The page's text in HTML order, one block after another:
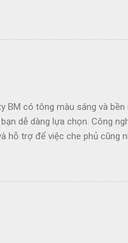
BM có tông màu sáng và
dễ dàng lựa chọn. Công
trợ để việc che phủ cũng
áp dụng công thức
Chất keratin có trong sơn
tại salon chuyên...